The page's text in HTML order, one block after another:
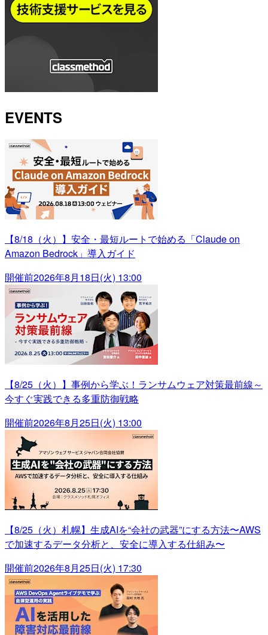
EVENTS
【8/18（火）】安全・最短ルートで始める「Claude on
Amazon Bedrock」導入ガイド
開催前2026年8月18日(火) 13:00
【8/25（火）】事例から学ぶ！ランサムウェア対策最前線～
今すぐ実践できる多重防御戦略
開催前2026年8月25日(火) 13:00
【8/25（火）札幌】生成AIを“会社の武器”にする方法〜AWS
で加速するデータ分析と、安全に導入する仕組み〜
開催前2026年8月25日(火) 17:30